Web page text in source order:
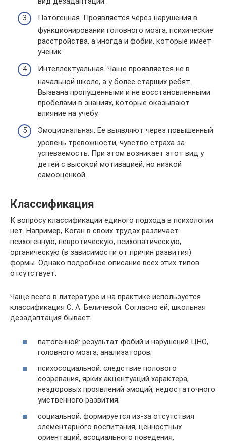
Патогенная. Проявляется через нарушения в
функционировании головного мозга, психические
расстройства, а иногда и фобии, которые имеет
ученик.
Интеллектуальная. Чаще проявляется не в
начальной школе, а у более старших ребят.
Вызвана пропущенными и не восстановленными
пробелами в знаниях, которые оказывают
влияние на учебу.
Эмоциональная. Ее выявляют через повышенный
уровень тревожности, чувство страха за
успеваемость. При этом возникает этот вид у
детей с высокой мотивацией, но низкой
самооценкой.
Классификация
К вопросу классификации единого подхода в психологии
нет. Например, Коган в своих трудах различает
психогенную, невротическую, психопатическую,
органическую (в зависимости от причин развития)
формы. Однако подробное описание всех этих типов
отсутствует.
Чаще всего в литературе и на практике используется
классификация С. А. Беличевой. Согласно ей, школьная
дезадаптация бывает:
патогенной: результат фобий и нарушений ЦНС,
головного мозга, анализаторов;
психосоциальной: следствие полового
созревания, ярких акцентуаций характера,
нездоровых проявлений эмоций, недостаточного
умственного развития;
социальной: формируется из-за отсутствия
элементарного воспитания, ценностных
ориентаций, асоциального поведения,